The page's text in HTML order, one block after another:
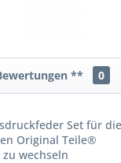
** 0
Set für
Original Teile®
wechseln